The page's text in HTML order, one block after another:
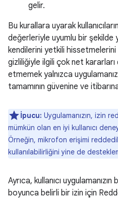
gelir.
Bu kurallara uyarak
değerleriyle uyumlu bir şekilde
kendilerini yetkili hissetmelerini
gizliliğiyle ilgili çok net
etmemek yalnızca
tamamının güvenine ve
İpucu: Uygulamanızın, izin
mümkün olan en iyi kullanıcı
Örneğin, mikrofon erişimi
kullanılabilirliğini yine de
Ayrıca, kullanıcı
boyunca belirli bir izin için